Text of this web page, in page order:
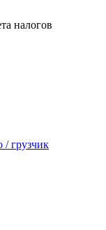
налогов
/ грузчик